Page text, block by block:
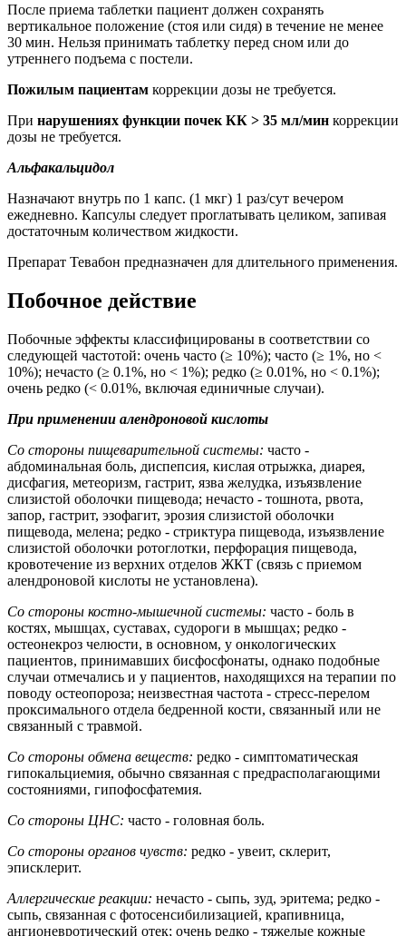
После приема таблетки пациент должен сохранять
вертикальное положение (стоя или сидя) в течение не менее
30 мин. Нельзя принимать таблетку перед сном или до
утреннего подъема с постели.
Пожилым пациентам коррекции дозы не требуется.
При нарушениях функции почек КК > 35 мл/мин коррекции
дозы не требуется.
Альфакальцидол
Назначают внутрь по 1 капс. (1 мкг) 1 раз/сут вечером
ежедневно. Капсулы следует проглатывать целиком, запивая
достаточным количеством жидкости.
Препарат Тевабон предназначен для длительного применения.
Побочное действие
Побочные эффекты классифицированы в соответствии со
следующей частотой: очень часто (≥ 10%); часто (≥ 1%, но <
10%); нечасто (≥ 0.1%, но < 1%); редко (≥ 0.01%, но < 0.1%);
очень редко (< 0.01%, включая единичные случаи).
При применении алендроновой кислоты
Со стороны пищеварительной системы: часто -
абдоминальная боль, диспепсия, кислая отрыжка, диарея,
дисфагия, метеоризм, гастрит, язва желудка, изъязвление
слизистой оболочки пищевода; нечасто - тошнота, рвота,
запор, гастрит, эзофагит, эрозия слизистой оболочки
пищевода, мелена; редко - стриктура пищевода, изъязвление
слизистой оболочки ротоглотки, перфорация пищевода,
кровотечение из верхних отделов ЖКТ (связь с приемом
алендроновой кислоты не установлена).
Со стороны костно-мышечной системы: часто - боль в
костях, мышцах, суставах, судороги в мышцах; редко -
остеонекроз челюсти, в основном, у онкологических
пациентов, принимавших бисфосфонаты, однако подобные
случаи отмечались и у пациентов, находящихся на терапии по
поводу остеопороза; неизвестная частота - стресс-перелом
проксимального отдела бедренной кости, связанный или не
связанный с травмой.
Со стороны обмена веществ: редко - симптоматическая
гипокальциемия, обычно связанная с предрасполагающими
состояниями, гипофосфатемия.
Со стороны ЦНС: часто - головная боль.
Со стороны органов чувств: редко - увеит, склерит,
эписклерит.
Аллергические реакции: нечасто - сыпь, зуд, эритема; редко -
сыпь, связанная с фотосенсибилизацией, крапивница,
ангионевротический отек; очень редко - тяжелые кожные